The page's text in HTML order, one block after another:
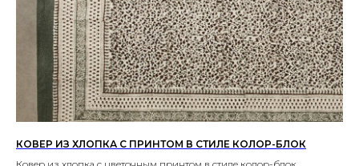
КОВЕР ИЗ ХЛОПКА С ПРИНТОМ В СТИЛЕ КОЛОР-БЛОК